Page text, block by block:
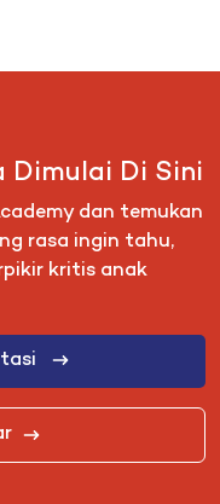
Dimulai Di Sini
dan temukan
rasa ingin tahu,
kritis anak